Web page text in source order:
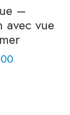
–
avec vue